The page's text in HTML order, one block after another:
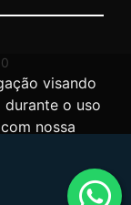
visando
o uso
nossa